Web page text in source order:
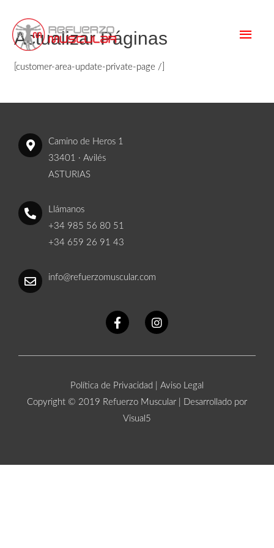
Actualizar Páginas
[customer-area-update-private-page /]
Camino de Heros 1
33401 · Avilés
ASTURIAS
Llámanos
+34 985 56 80 51
+34 659 26 91 43
info@refuerzomuscular.com
Política de Privacidad
Aviso Legal
Copyright © 2019 Refuerzo Muscular |
Desarrollado por
Visual5